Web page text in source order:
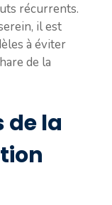
récurrents.
il est
à éviter
de la
de la